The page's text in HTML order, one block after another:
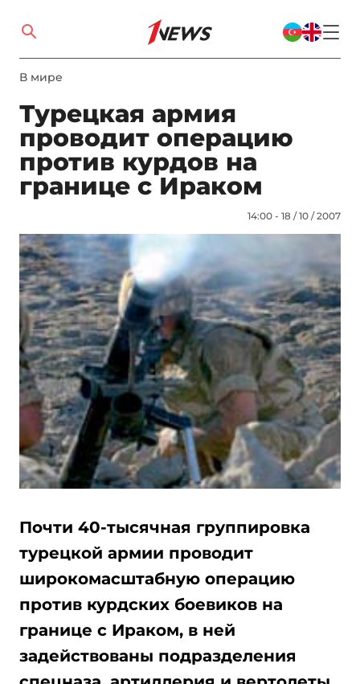
В мире
Турецкая армия
проводит операцию
против курдов на
границе с Ираком
14:00 - 18 / 10 / 2007
Почти 40-тысячная группировка
турецкой армии проводит
широкомасштабную операцию
против курдских боевиков на
границе с Ираком, в ней
задействованы подразделения